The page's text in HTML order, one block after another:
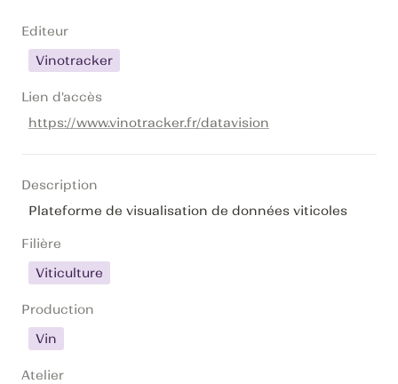
Editeur
Vinotracker
Lien d'accès
https://www.vinotracker.fr/datavision
Description
Plateforme de visualisation de données viticoles
Filière
Viticulture
Production
Vin
Atelier